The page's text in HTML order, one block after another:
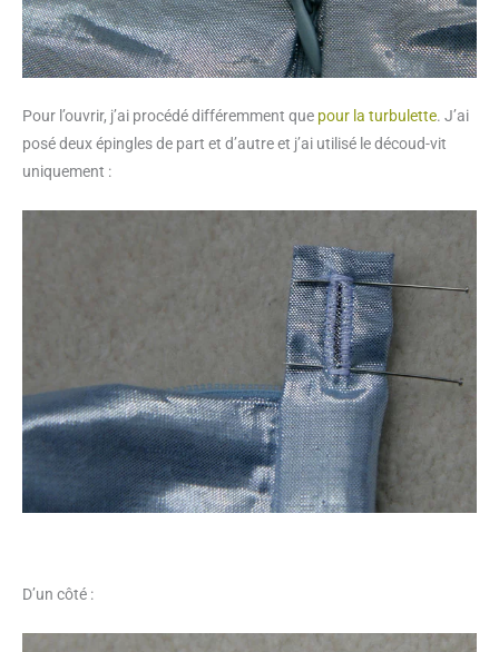
Pour l’ouvrir, j’ai procédé différemment que pour la turbulette. J’ai
posé deux épingles de part et d’autre et j’ai utilisé le découd-vit
uniquement :
D’un côté :